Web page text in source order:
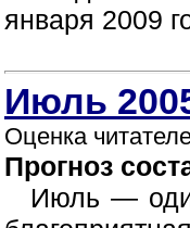
января 2009
Июль
Оценка
Прогноз
Июль —